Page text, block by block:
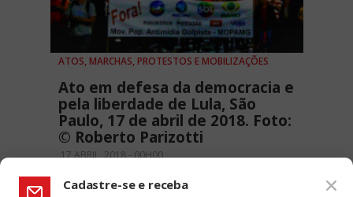
ATOS, MARCHAS, PROTESTOS E MOBILIZAÇÕES
Ato em defesa da democracia e
pela liberdade de Lula, São
Paulo, 17 de abril de 2018. Foto:
© Roberto Parizotti
17 ABRIL, 2018 - 00H00
Cadastre-se e receba